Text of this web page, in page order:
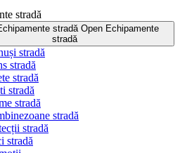
stradă
stradă Open Echipamente
stradă
stradă
stradă
stradă
stradă
stradă
stradă
stradă
stradă